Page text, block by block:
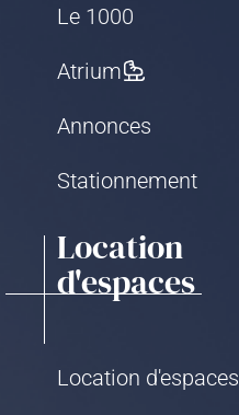
Le 1000
Atrium
Annonces
Stationnement
Location
d'espaces
Location d'espaces